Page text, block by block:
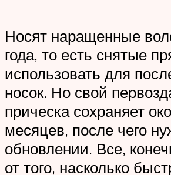
Носят наращенные
года, то есть снятые
использовать для
носок. Но свой
прическа сохраняет
месяцев, после чего
обновлении. Все,
от того, насколько